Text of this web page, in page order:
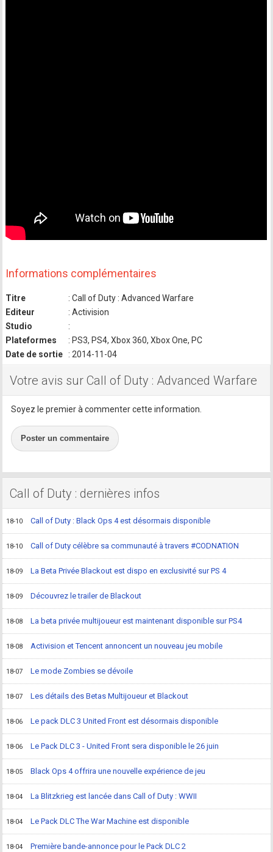
Informations complémentaires
Titre
: Call of Duty : Advanced Warfare
Editeur
: Activision
Studio
:
Plateformes
: PS3, PS4, Xbox 360, Xbox One, PC
Date de sortie
: 2014-11-04
Votre avis sur Call of Duty : Advanced Warfare
Soyez le premier à commenter cette information.
Poster un commentaire
Call of Duty : dernières infos
18-10 Call of Duty : Black Ops 4 est désormais disponible
18-10 Call of Duty célèbre sa communauté à travers #CODNATION
18-09 La Beta Privée Blackout est dispo en exclusivité sur PS 4
18-09 Découvrez le trailer de Blackout
18-08 La beta privée multijoueur est maintenant disponible sur PS4
18-08 Activision et Tencent annoncent un nouveau jeu mobile
18-07 Le mode Zombies se dévoile
18-07 Les détails des Betas Multijoueur et Blackout
18-06 Le pack DLC 3 United Front est désormais disponible
18-06 Le Pack DLC 3 - United Front sera disponible le 26 juin
18-05 Black Ops 4 offrira une nouvelle expérience de jeu
18-04 La Blitzkrieg est lancée dans Call of Duty : WWII
18-04 Le Pack DLC The War Machine est disponible
18-04 Première bande-annonce pour le Pack DLC 2